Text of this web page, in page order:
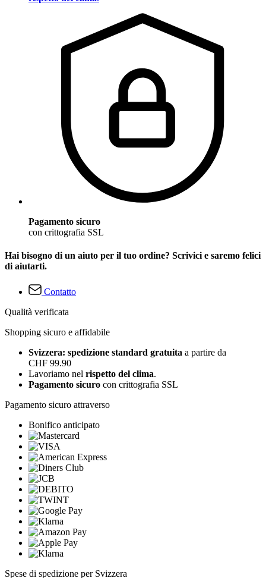
Pagamento sicuro
con crittografia SSL
Hai bisogno di un aiuto per il tuo ordine? Scrivici e saremo felici
di aiutarti.
Contatto
Qualità verificata
Shopping sicuro e affidabile
Svizzera: spedizione standard gratuita a partire da
CHF 99.90
Lavoriamo nel rispetto del clima.
Pagamento sicuro con crittografia SSL
Pagamento sicuro attraverso
Bonifico anticipato
Spese di spedizione per Svizzera